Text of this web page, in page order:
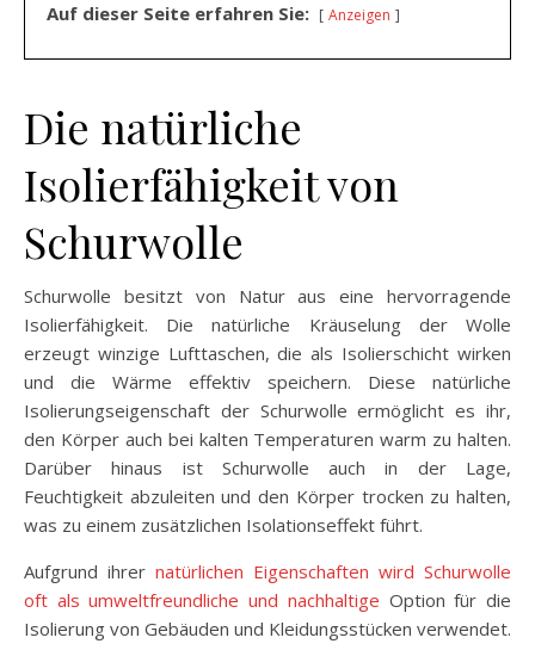
Auf dieser Seite erfahren Sie: Anzeigen
Die natürliche
Isolierfähigkeit von
Schurwolle
Schurwolle besitzt von Natur aus eine hervorragende
Isolierfähigkeit. Die natürliche Kräuselung der Wolle
erzeugt winzige Lufttaschen, die als Isolierschicht wirken
und die Wärme effektiv speichern. Diese natürliche
Isolierungseigenschaft der Schurwolle ermöglicht es ihr,
den Körper auch bei kalten Temperaturen warm zu halten.
Darüber hinaus ist Schurwolle auch in der Lage,
Feuchtigkeit abzuleiten und den Körper trocken zu halten,
was zu einem zusätzlichen Isolationseffekt führt.
Aufgrund ihrer natürlichen Eigenschaften wird Schurwolle
oft als umweltfreundliche und nachhaltige Option für die
Isolierung von Gebäuden und Kleidungsstücken verwendet.